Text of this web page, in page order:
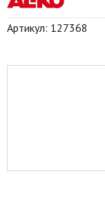
Артикул: 127368